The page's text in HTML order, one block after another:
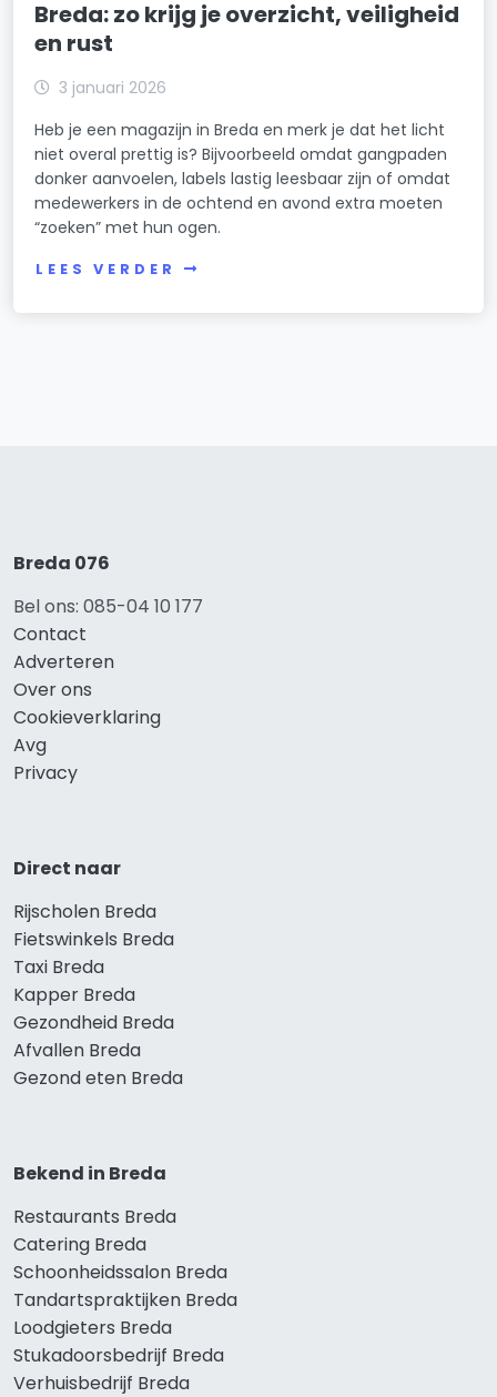
Breda: zo krijg je overzicht, veiligheid
en rust
3 januari 2026
Heb je een magazijn in Breda en merk je dat het licht
niet overal prettig is? Bijvoorbeeld omdat gangpaden
donker aanvoelen, labels lastig leesbaar zijn of omdat
medewerkers in de ochtend en avond extra moeten
“zoeken” met hun ogen.
LEES VERDER
Breda 076
Bel ons: 085-04 10 177
Contact
Adverteren
Over ons
Cookieverklaring
Avg
Privacy
Direct naar
Rijscholen Breda
Fietswinkels Breda
Taxi Breda
Kapper Breda
Gezondheid Breda
Afvallen Breda
Gezond eten Breda
Bekend in Breda
Restaurants Breda
Catering Breda
Schoonheidssalon Breda
Tandartspraktijken Breda
Loodgieters Breda
Stukadoorsbedrijf Breda
Verhuisbedrijf Breda